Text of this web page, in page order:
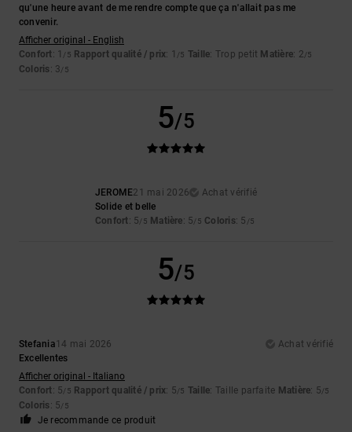
qu'une heure avant de me rendre compte que ça n'allait pas me
convenir.
Afficher original - English
Confort: 1 /5 Rapport qualité / prix: 1 /5 Taille: Trop petit Matière: 2/5
Coloris: 3/5
5/5
JEROME21 mai 2026
Achat vérifié
Solide et belle
Confort: 5/5 Matière: 5/5 Coloris: 5 /5
5/5
Stefania14 mai 2026
Achat vérifié
Excellentes
Afficher original - Italiano
Confort: 5/5 Rapport qualité / prix: 5/5 Taille: Taille parfaite Matière: 5/5
Coloris: 5/5
Je recommande ce produit